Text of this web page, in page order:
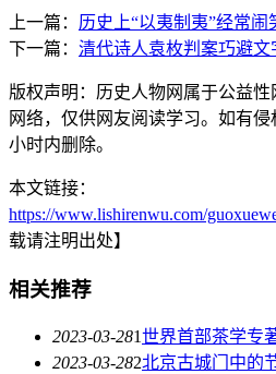
上一篇： 历史上“以夷制夷”经常闹
下一篇： 清代诗人袁枚判案巧避
版权声明：历史人物网属于公益
网络，仅供网友阅读学习。如有
小时内删除。
本文链接：
https://www.lishirenwu.com/
载请注明出处】
相关推荐
2023-03-281世界首部茶学专
2023-03-282北京古城门中的